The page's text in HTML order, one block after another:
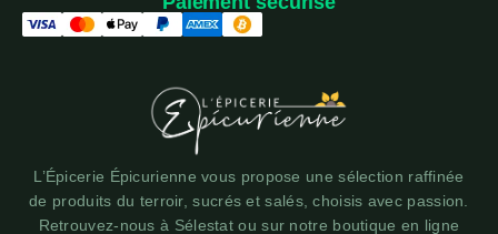
L’Épicerie Épicurienne vous propose une sélection raffinée
de produits du terroir, sucrés et salés, choisis avec passion.
Retrouvez-nous à Sélestat ou sur notre boutique en ligne